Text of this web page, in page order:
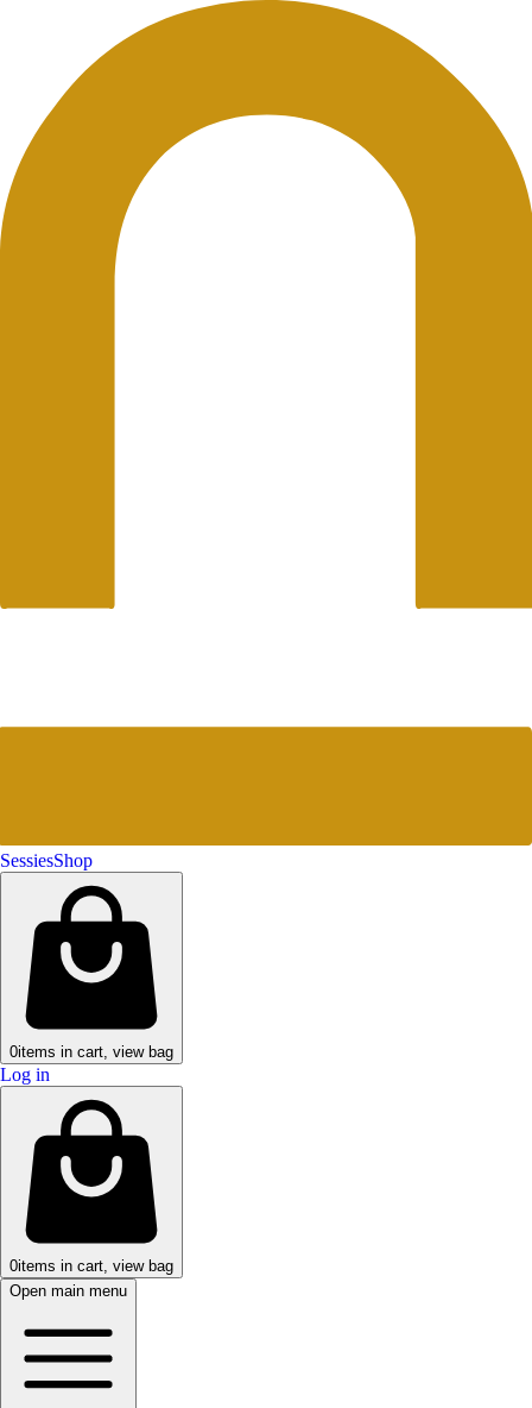
SessiesShop
0items in cart, view bag
Log in
0items in cart, view bag
Open main menu